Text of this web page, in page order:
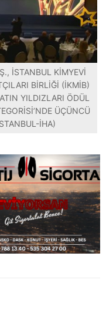
İSTANBUL KİMYEVİ
BİRLİĞİ (İKMİB)
YILDIZLARI ÖDÜL
ÜÇÜNCÜ
İHA)